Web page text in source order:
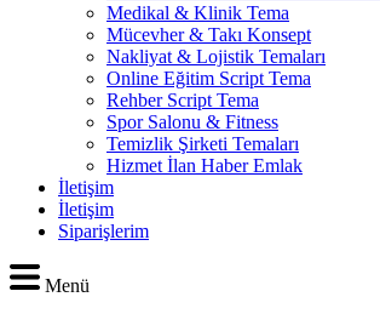
Medikal & Klinik Tema
Mücevher & Takı Konsept
Nakliyat & Lojistik Temaları
Online Eğitim Script Tema
Rehber Script Tema
Spor Salonu & Fitness
Temizlik Şirketi Temaları
Hizmet İlan Haber Emlak
İletişim
İletişim
Siparişlerim
Menü